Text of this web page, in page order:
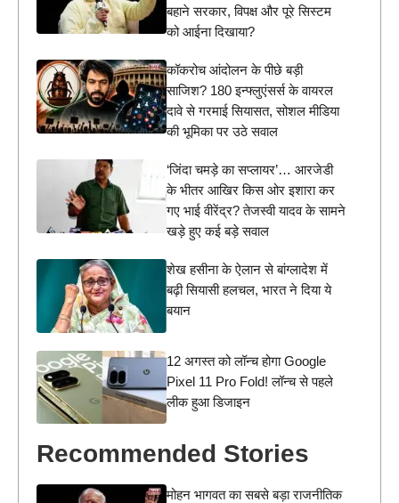
बहाने सरकार, विपक्ष और पूरे सिस्टम
को आईना दिखाया?
कॉकरोच आंदोलन के पीछे बड़ी
साजिश? 180 इन्फ्लुएंसर्स के वायरल
दावे से गरमाई सियासत, सोशल मीडिया
की भूमिका पर उठे सवाल
‘जिंदा चमड़े का सप्लायर’… आरजेडी
के भीतर आखिर किस ओर इशारा कर
गए भाई वीरेंद्र? तेजस्वी यादव के सामने
खड़े हुए कई बड़े सवाल
शेख हसीना के ऐलान से बांग्लादेश में
बढ़ी सियासी हलचल, भारत ने दिया ये
बयान
12 अगस्त को लॉन्च होगा Google
Pixel 11 Pro Fold! लॉन्च से पहले
लीक हुआ डिजाइन
Recommended Stories
मोहन भागवत का सबसे बड़ा राजनीतिक